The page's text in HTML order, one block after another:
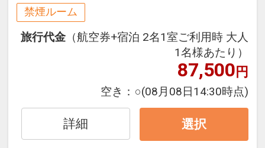
にも最適！
旅行期間中の1泊だけの宿泊や延
泊・飛び泊なども自由自在です。
フライトは、安心のJAL（または
JALグループ）確約！フライトマイ
ル50%貯まります。
通・体験プランなどの追加（同時予
約）が可能なプランもございます。
禁煙ルーム
旅行代金 （航空券+宿泊 2名1室ご利用時 大人
1名様あたり）
87,500円
空き： ○(08月08日14:30時点)
詳細 選択